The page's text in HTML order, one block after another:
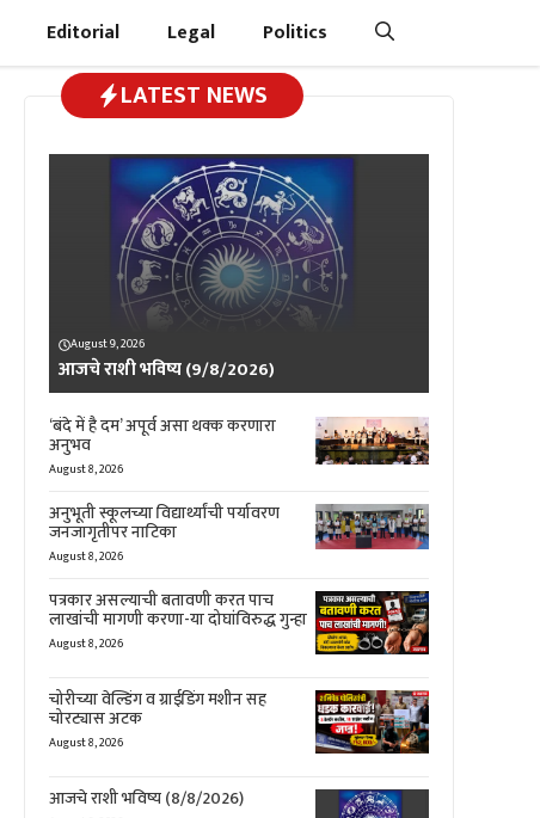
Editorial Legal Politics
LATEST NEWS
August 9, 2026
आजचे राशी भविष्य (9/8/2026)
‘बंदे में है दम’ अपूर्व असा थक्क करणारा
अनुभव
August 8, 2026
अनुभूती स्कूलच्या विद्यार्थ्यांची पर्यावरण
जनजागृतीपर नाटिका
August 8, 2026
पत्रकार असल्याची बतावणी करत पाच
लाखांची मागणी करणा-या दोघांविरुद्ध गुन्हा
August 8, 2026
चोरीच्या वेल्डिंग व ग्राईडिंग मशीन सह
चोरट्यास अटक
August 8, 2026
आजचे राशी भविष्य (8/8/2026)